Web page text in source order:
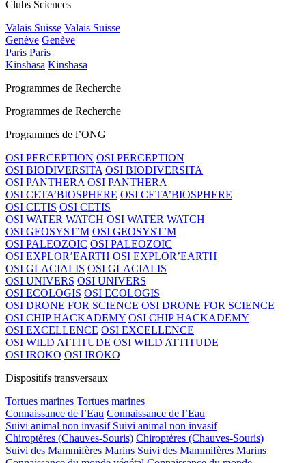
Clubs Sciences
Valais Suisse Valais Suisse
Genève Genève
Paris Paris
Kinshasa Kinshasa
Programmes de Recherche
Programmes de Recherche
Programmes de l’ONG
OSI PERCEPTION OSI PERCEPTION
OSI BIODIVERSITA OSI BIODIVERSITA
OSI PANTHERA OSI PANTHERA
OSI CETA’BIOSPHERE OSI CETA’BIOSPHERE
OSI CETIS OSI CETIS
OSI WATER WATCH OSI WATER WATCH
OSI GEOSYST’M OSI GEOSYST’M
OSI PALEOZOIC OSI PALEOZOIC
OSI EXPLOR’EARTH OSI EXPLOR’EARTH
OSI GLACIALIS OSI GLACIALIS
OSI UNIVERS OSI UNIVERS
OSI ECOLOGIS OSI ECOLOGIS
OSI DRONE FOR SCIENCE OSI DRONE FOR SCIENCE
OSI CHIP HACKADEMY OSI CHIP HACKADEMY
OSI EXCELLENCE OSI EXCELLENCE
OSI WILD ATTITUDE OSI WILD ATTITUDE
OSI IROKO OSI IROKO
Dispositifs transversaux
Tortues marines Tortues marines
Connaissance de l’Eau Connaissance de l’Eau
Suivi animal non invasif Suivi animal non invasif
Chiroptères (Chauves-Souris) Chiroptères (Chauves-Souris)
Suivi des Mammifères Marins Suivi des Mammifères Marins